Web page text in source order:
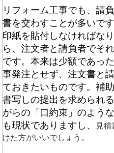
リフォーム工事でも、請
書を交わすことが多いで
印紙を貼付しなければな
ら、注文者と請負者でそ
です。本来は少額であっ
事発注とせず、注文書と
ておきたいものです。補
書写しの提出を求められ
がらの「口約束」のよう
も現状でありますし、
見
けた方がいいでしょう。